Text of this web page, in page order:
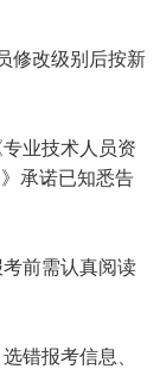
修改级别后按新
业技术人员资
承诺已知悉告
前需认真阅读
错报考信息、